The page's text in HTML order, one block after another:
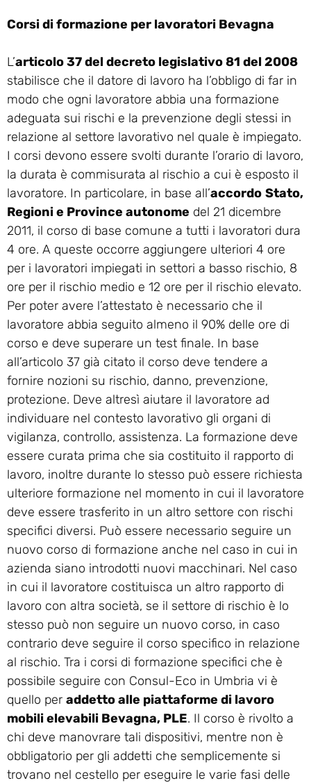
Corsi di formazione per lavoratori Bevagna
L’articolo 37 del decreto legislativo 81 del 2008
stabilisce che il datore di lavoro ha l’obbligo di far in
modo che ogni lavoratore abbia una formazione
adeguata sui rischi e la prevenzione degli stessi in
relazione al settore lavorativo nel quale è impiegato.
I corsi devono essere svolti durante l’orario di lavoro,
la durata è commisurata al rischio a cui è esposto il
lavoratore. In particolare, in base all’accordo Stato,
Regioni e Province autonome del 21 dicembre
2011, il corso di base comune a tutti i lavoratori dura
4 ore. A queste occorre aggiungere ulteriori 4 ore
per i lavoratori impiegati in settori a basso rischio, 8
ore per il rischio medio e 12 ore per il rischio elevato.
Per poter avere l’attestato è necessario che il
lavoratore abbia seguito almeno il 90% delle ore di
corso e deve superare un test finale. In base
all’articolo 37 già citato il corso deve tendere a
fornire nozioni su rischio, danno, prevenzione,
protezione. Deve altresì aiutare il lavoratore ad
individuare nel contesto lavorativo gli organi di
vigilanza, controllo, assistenza. La formazione deve
essere curata prima che sia costituito il rapporto di
lavoro, inoltre durante lo stesso può essere richiesta
ulteriore formazione nel momento in cui il lavoratore
deve essere trasferito in un altro settore con rischi
specifici diversi. Può essere necessario seguire un
nuovo corso di formazione anche nel caso in cui in
azienda siano introdotti nuovi macchinari. Nel caso
in cui il lavoratore costituisca un altro rapporto di
lavoro con altra società, se il settore di rischio è lo
stesso può non seguire un nuovo corso, in caso
contrario deve seguire il corso specifico in relazione
al rischio. Tra i corsi di formazione specifici che è
possibile seguire con Consul-Eco in Umbria vi è
quello per addetto alle piattaforme di lavoro
mobili elevabili Bevagna, PLE. Il corso è rivolto a
chi deve manovrare tali dispositivi, mentre non è
obbligatorio per gli addetti che semplicemente si
trovano nel cestello per eseguire le varie fasi delle